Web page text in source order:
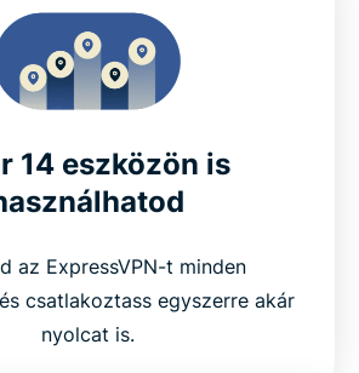
14 eszközön is
az ExpressVPN-t minden
csatlakoztass egyszerre akár
nyolcat is.